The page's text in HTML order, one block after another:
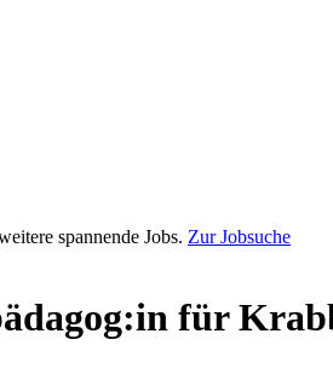
spannende Jobs. Zur Jobsuche
für